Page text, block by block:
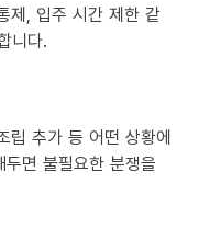
제, 입주 시간 제한 같
니다.
립 추가 등 어떤 상황에
면 불필요한 분쟁을